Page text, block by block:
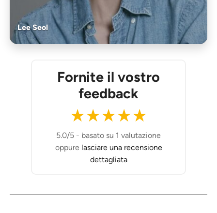
Lee Seol
Fornite il vostro
feedback
★★★★★
5.0/5 - basato su 1 valutazione
oppure lasciare una recensione
dettagliata